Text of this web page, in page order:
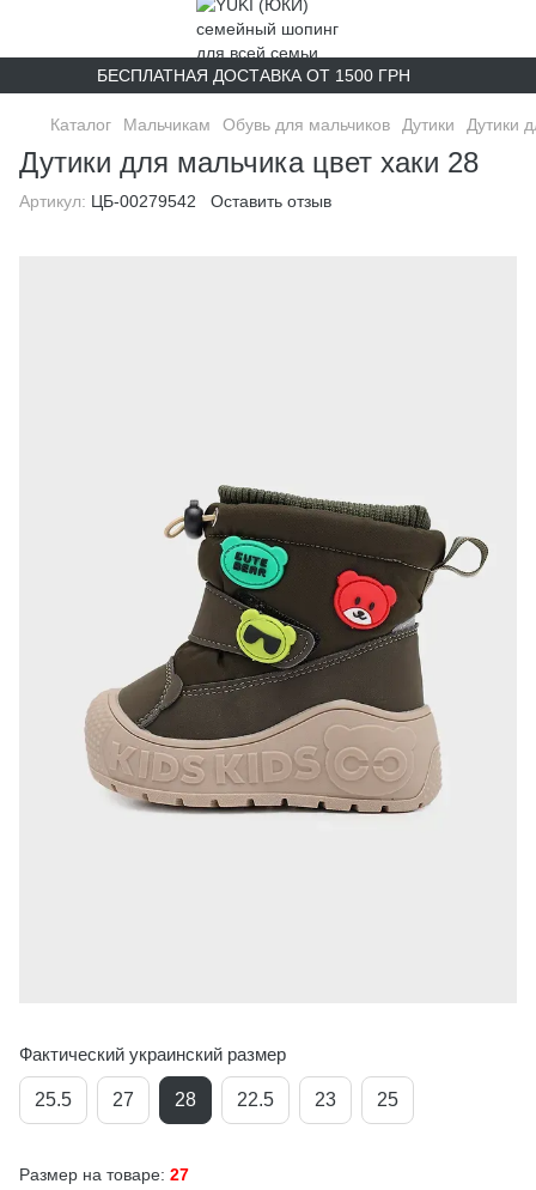
БЕСПЛАТНАЯ ДОСТАВКА ОТ 1500 ГРН
Каталог Мальчикам Обувь для мальчиков Дутики Дутики
Дутики для мальчика цвет хаки 28
Артикул: ЦБ-00279542 Оставить отзыв
Фактический украинский размер
25.5 27 28 22.5 23 25
Размер на товаре: 27